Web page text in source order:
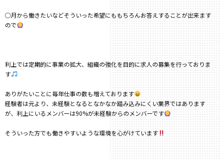
○月から働きたいなどそういった希望にももちろんお答えすることが出来ます
ので
利上では定期的に事業の拡大、組織の強化を目的に求人の募集を行っておりま
す
ありがたいことに毎年仕事の数も増えております
経験者は元より、未経験となるとなかなか踏み込みにくい業界ではあります
が、利上にいるメンバーは90%が未経験からのメンバーです
そういった方でも働きやすいような環境を心がけています